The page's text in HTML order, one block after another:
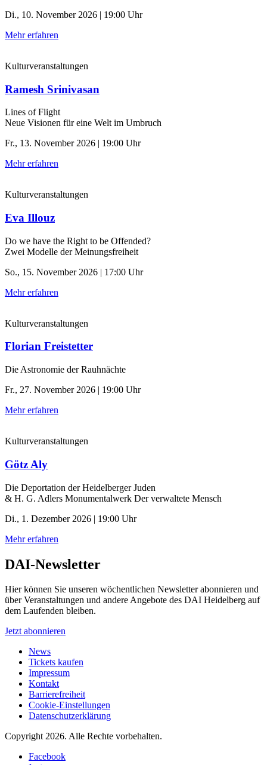
Di., 10. November 2026 | 19:00 Uhr
Mehr erfahren
Kulturveranstaltungen
Ramesh Srinivasan
Lines of Flight
Neue Visionen für eine Welt im Umbruch
Fr., 13. November 2026 | 19:00 Uhr
Mehr erfahren
Kulturveranstaltungen
Eva Illouz
Do we have the Right to be Offended?
Zwei Modelle der Meinungsfreiheit
So., 15. November 2026 | 17:00 Uhr
Mehr erfahren
Kulturveranstaltungen
Florian Freistetter
Die Astronomie der ­Rauhnächte
Fr., 27. November 2026 | 19:00 Uhr
Mehr erfahren
Kulturveranstaltungen
Götz Aly
Die Deportation der ­Heidelberger Juden
& H. G. Adlers Monumentalwerk Der verwaltete Mensch
Di., 1. Dezember 2026 | 19:00 Uhr
Mehr erfahren
DAI-Newsletter
Hier können Sie unseren wöchentlichen Newsletter abonnieren und
über Veranstaltungen und andere Angebote des DAI Heidelberg auf
dem Laufenden bleiben.
Jetzt abonnieren
News
Tickets kaufen
Impressum
Kontakt
Barrierefreiheit
Cookie-Einstellungen
Datenschutzerklärung
Copyright 2026. Alle Rechte vorbehalten.
Facebook